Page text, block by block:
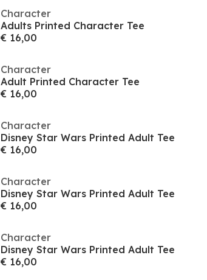
Character
Adults Printed Character Tee
€ 16,00
Character
Adult Printed Character Tee
€ 16,00
Character
Disney Star Wars Printed Adult Tee
€ 16,00
Character
Disney Star Wars Printed Adult Tee
€ 16,00
Character
Disney Star Wars Printed Adult Tee
€ 16,00